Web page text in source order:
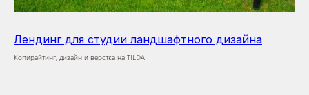
Лендинг для студии ландшафтного дизайна
Копирайтинг, дизайн и верстка на TILDA